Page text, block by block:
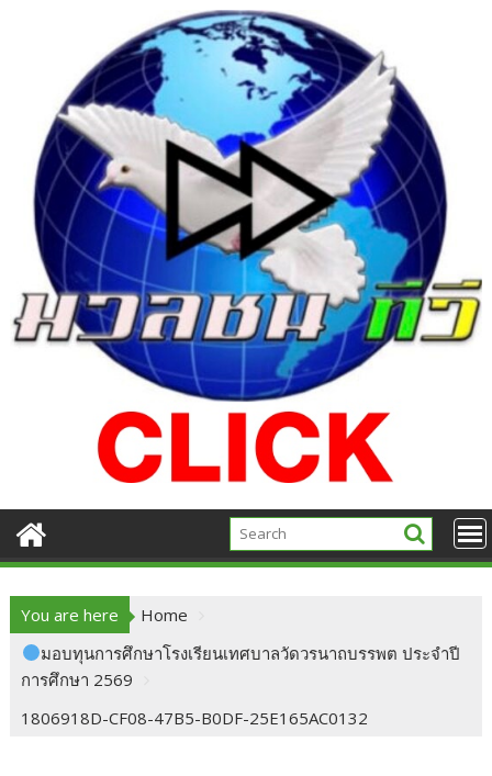
You are here
Home
มอบทุนการศึกษาโรงเรียนเทศบาลวัดวรนาถบรรพต ประจำปี
การศึกษา 2569
1806918D-CF08-47B5-B0DF-25E165AC0132